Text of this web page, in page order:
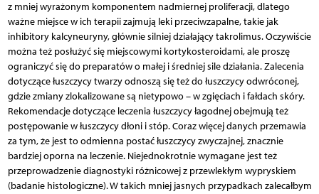
z mniej wyrażonym komponentem nadmiernej proliferacji, dlatego
ważne miejsce w ich terapii zajmują leki przeciwzapalne, takie jak
inhibitory kalcyneuryny, głównie silniej działający takrolimus. Oczywiście
można też posłużyć się miejscowymi kortykosteroidami, ale proszę
ograniczyć się do preparatów o małej i średniej sile działania. Zalecenia
dotyczące łuszczycy twarzy odnoszą się też do łuszczycy odwróconej,
gdzie zmiany zlokalizowane są nietypowo – w zgięciach i fałdach skóry.
Rekomendacje dotyczące leczenia łuszczycy łagodnej obejmują też
postępowanie w łuszczycy dłoni i stóp. Coraz więcej danych przemawia
za tym, że jest to odmienna postać łuszczycy zwyczajnej, znacznie
bardziej oporna na leczenie. Niejednokrotnie wymagane jest też
przeprowadzenie diagnostyki różnicowej z przewlekłym wypryskiem
(badanie histologiczne). W takich mniej jasnych przypadkach zalecałbym